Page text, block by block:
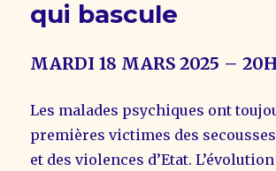
qui bascule
MARDI 18 MARS 2025 –
Les malades psychiques ont
premières victimes des
et des violences d’Etat. L’évolution